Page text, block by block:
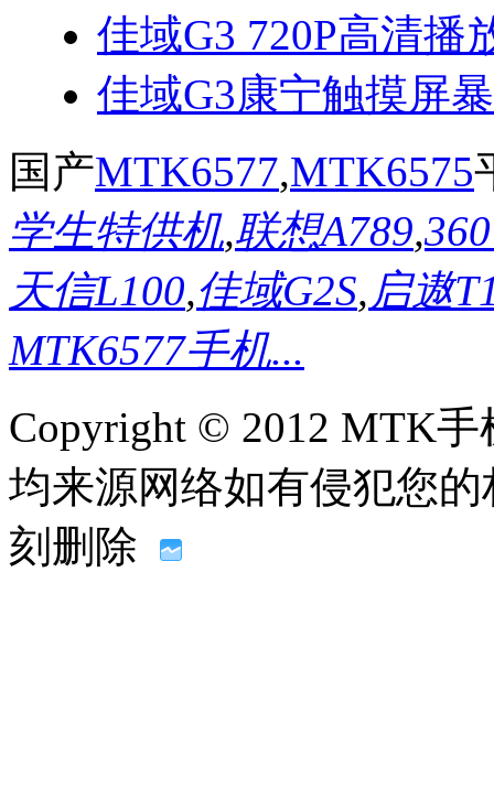
佳域G3 720P高清播
佳域G3康宁触摸屏
国产MTK6577,MTK6575
学生特供机,联想A789,
天信L100,佳域G2S,启遨
MTK6577手机...
Copyright © 2012 MTK
均来源网络如有侵犯您
刻删除